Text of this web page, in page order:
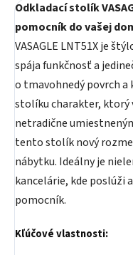
Odkladací stolík
pomocník do vašej
VASAGLE LNT51X je
spája funkčnosť a
o tmavohnedý povrch a
stolíku charakter, ktorý
netradične
tento stolík nový
nábytku. Ideálny je
kancelárie, kde poslúži
pomocník.
Kľúčové vlastnosti: